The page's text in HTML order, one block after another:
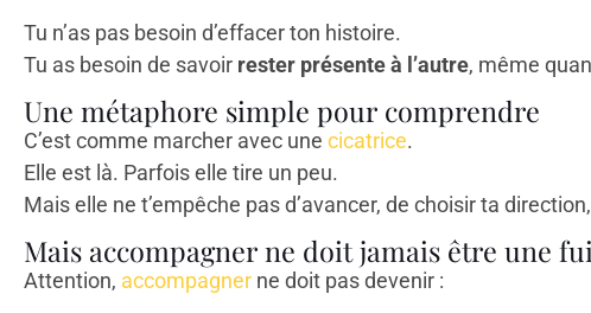
Tu n’as pas besoin d’effacer ton histoire.
Tu as besoin de savoir rester présente à l’autre, même
Une métaphore simple pour comprendre
C’est comme marcher avec une cicatrice.
Elle est là. Parfois elle tire un peu.
Mais elle ne t’empêche pas d’avancer, de choisir ta
Mais accompagner ne doit jamais être une
Attention, accompagner ne doit pas devenir :